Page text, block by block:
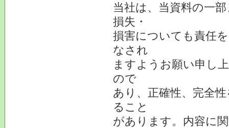
当社は、当資料の一
損失・
損害についても責任
なされ
ますようお願い申し
ので
あり、正確性、完全
ること
があります。内容に